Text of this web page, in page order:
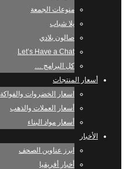
منوعات الجمعة
يلا شباب
صالون بلادي
Let’s Have a Chat
كل البرامج …
أسعار المنتجات
اسعار الخضروات والفواكة
أسعار العملات والذهب
أسعار مواد البناء
الأخبار
ابرز عناوين الصحف
أخبار أفريقيا